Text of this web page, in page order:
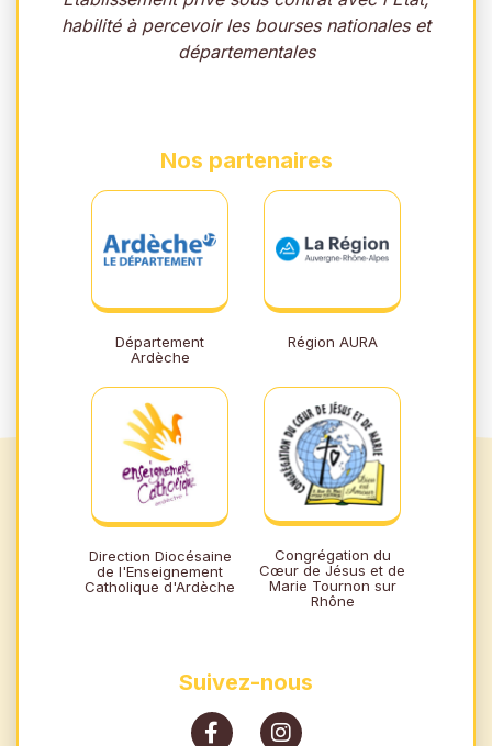
habilité à percevoir les bourses nationales et
départementales
Suivez-nous
Nos partenaires
Département
Ardèche
Région AURA
Direction Diocésaine
de l'Enseignement
Catholique d'Ardèche
Congrégation du
Cœur de Jésus et de
Marie Tournon sur
Rhône